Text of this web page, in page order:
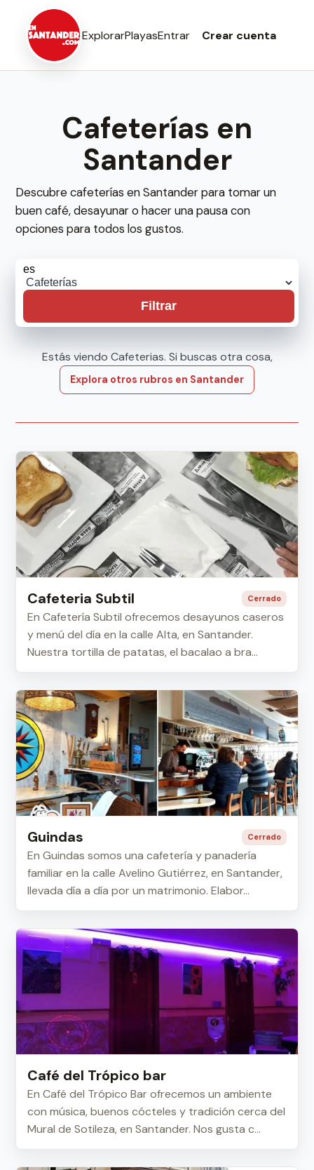
ExplorarPlayasEntrar Crear cuenta
Cafeterías en
Santander
Descubre cafeterías en Santander para tomar un
buen café, desayunar o hacer una pausa con
opciones para todos los gustos.
Filtrar
Estás viendo Cafeterias. Si buscas otra cosa,
Explora otros rubros en Santander
Cafeteria Subtil Cerrado
En Cafetería Subtil ofrecemos desayunos caseros
y menú del día en la calle Alta, en Santander.
Nuestra tortilla de patatas, el bacalao a bra...
Guindas Cerrado
En Guindas somos una cafetería y panadería
familiar en la calle Avelino Gutiérrez, en Santander,
llevada día a día por un matrimonio. Elabor...
Café del Trópico bar
En Café del Trópico Bar ofrecemos un ambiente
con música, buenos cócteles y tradición cerca del
Mural de Sotileza, en Santander. Nos gusta c...